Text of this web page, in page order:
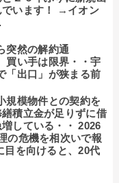
でいます！ →イオン
突然の解約通
買い手は限界・・宇
「出口」が狭まる前
規模物件との契約を
積立金が足りずに借
している・・ 2026
の危機を相次いで報
目を向けると、20代